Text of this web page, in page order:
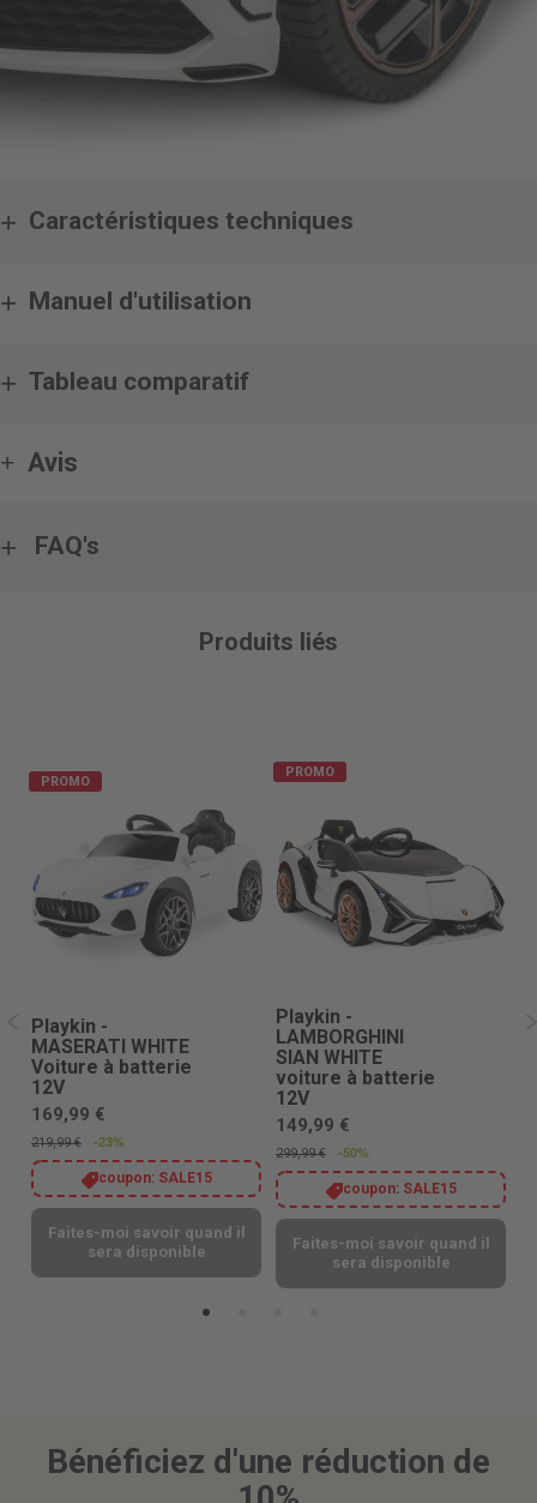
Caractéristiques techniques
Manuel d'utilisation
Tableau comparatif
Avis
FAQ's
Produits liés
PROMO
Playkin -
MASERATI WHITE
Voiture à batterie
12V
169,99 €
219,99 € -23%
coupon: SALE15
Faites-moi savoir quand il
sera disponible
PROMO
Playkin -
LAMBORGHINI
SIAN WHITE
voiture à batterie
12V
149,99 €
299,99 € -50%
coupon: SALE15
Faites-moi savoir quand il
sera disponible
Bénéficiez d'une réduction de